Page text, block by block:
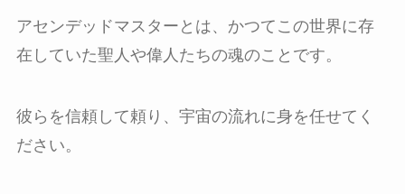
アセンデッドマスターとは、かつてこの世界に存
在していた聖人や偉人たちの魂のことです。
彼らを信頼して頼り、宇宙の流れに身を任せてく
ださい。